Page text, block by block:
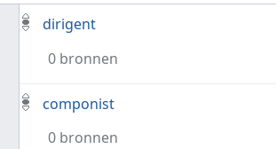
dirigent
0 bronnen
componist
0 bronnen